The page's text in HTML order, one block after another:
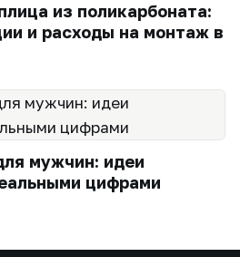
из поликарбоната:
и расходы на монтаж в
мужчин: идеи
цифрами